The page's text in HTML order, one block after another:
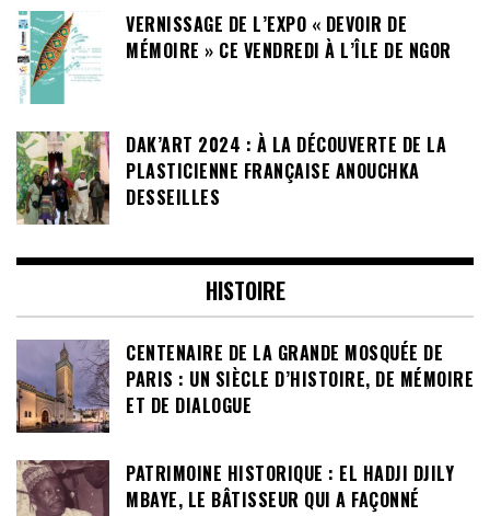
VERNISSAGE DE L’EXPO « DEVOIR DE
MÉMOIRE » CE VENDREDI À L’ÎLE DE NGOR
DAK’ART 2024 : À LA DÉCOUVERTE DE LA
PLASTICIENNE FRANÇAISE ANOUCHKA
DESSEILLES
HISTOIRE
CENTENAIRE DE LA GRANDE MOSQUÉE DE
PARIS : UN SIÈCLE D’HISTOIRE, DE MÉMOIRE
ET DE DIALOGUE
PATRIMOINE HISTORIQUE : EL HADJI DJILY
MBAYE, LE BÂTISSEUR QUI A FAÇONNÉ